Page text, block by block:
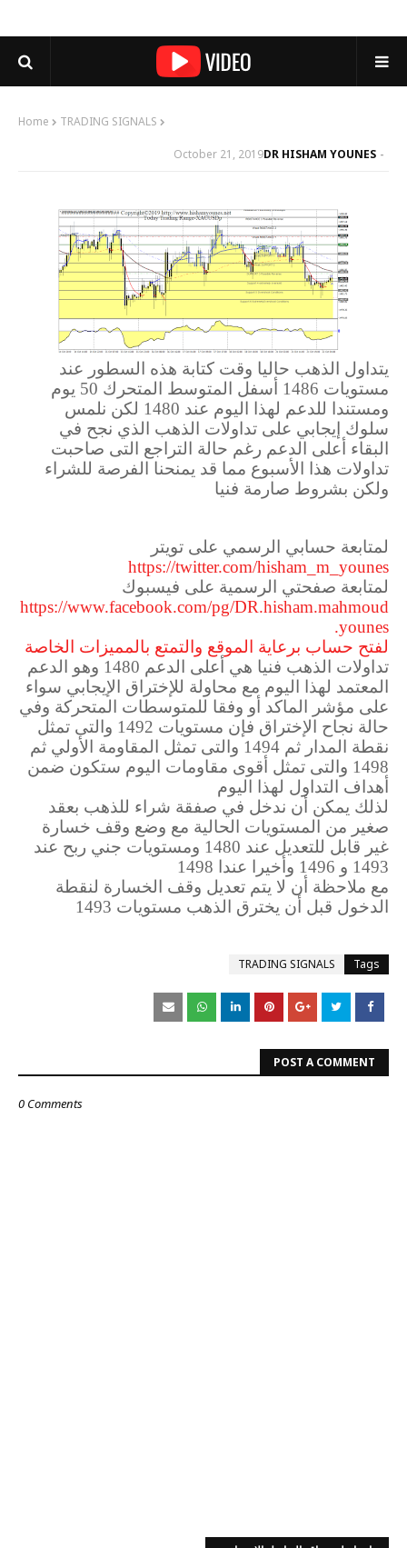
Home TRADING SIGNALS
DR HISHAM YOUNES
October 21, 2019
يتداول الذهب حاليا وقت كتابة هذه السطور عند
مستويات 1486 أسفل المتوسط المتحرك 50 يوم
ومستندا للدعم لهذا اليوم عند 1480 لكن نلمس
سلوك إيجابي على تداولات الذهب الذي نجح في
البقاء أعلى الدعم رغم حالة التراجع التى صاحبت
تداولات هذا الأسبوع مما قد يمنحنا الفرصة للشراء
ولكن بشروط صارمة فنيا
لمتابعة حسابي الرسمي على تويتر
https://twitter.com/hisham_m_younes
لمتابعة صفحتي الرسمية على فيسبوك
https://www.facebook.com/pg/DR.hisham.mahmoud
.younes
لفتح حساب برعاية الموقع والتمتع بالمميزات الخاصة
تداولات الذهب فنيا هي أعلى الدعم 1480 وهو الدعم
المعتمد لهذا اليوم مع محاولة للإختراق الإيجابي سواء
على مؤشر الماكد أو وفقا للمتوسطات المتحركة وفي
حالة نجاح الإختراق فإن مستويات 1492 والتى تمثل
نقطة المدار ثم 1494 والتى تمثل المقاومة الأولي ثم
1498 والتى تمثل أقوى مقاومات اليوم ستكون ضمن
أهداف التداول لهذا اليوم
لذلك يمكن أن ندخل في صفقة شراء للذهب بعقد
صغير من المستويات الحالية مع وضع وقف خسارة
غير قابل للتعديل عند 1480 ومستويات جني ربح عند
1493 و 1496 وأخيرا عندا 1498
مع ملاحظة أن لا يتم تعديل وقف الخسارة لنقطة
الدخول قبل أن يخترق الذهب مستويات 1493
Tags
TRADING SIGNALS
POST A COMMENT
0 Comments